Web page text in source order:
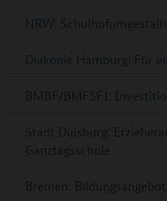
NRW:
Diakonie Hamburg: Für
BMBF/BMFSFJ:
Stadt Duisburg:
Ganztagsschule
Bremen: